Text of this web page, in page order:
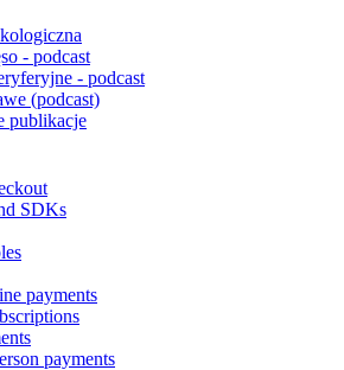
- podcast
- podcast
(podcast)
publikacje
SDKs
payments
payments